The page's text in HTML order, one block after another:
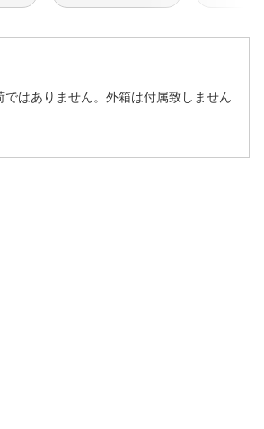
はありません。外箱は付属致しません